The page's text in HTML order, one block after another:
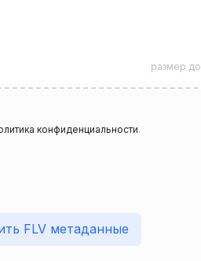
размер до
конфиденциальности.
FLV метаданные